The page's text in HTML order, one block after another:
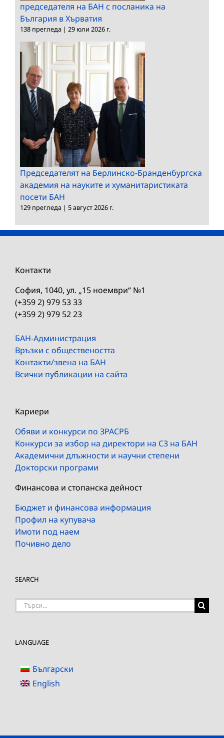
председателя на БАН с посланика на
България в Хърватия
138 прегледа | 29 юли 2026 г.
Председателят на Берлинско-Бранденбургска
академия на науките и хуманитаристиката
посети БАН
129 прегледа | 5 август 2026 г.
Контакти
София, 1040, ул. „15 ноември“ №1
(+359 2) 979 53 33
(+359 2) 979 52 23
БАН-Администрация
Връзки с обществеността
Контакти/звена на БАН
Всички публикации на сайта
Кариери
Обяви и конкурси по ЗРАСРБ
Конкурси за избор на директори на СЗ на БАН
Академични длъжности и научни степени
Докторски програми
Финансова и стопанска дейност
Бюджет и финансова информация
Профил на купувача
Имоти под наем
Почивно дело
SEARCH
Търсене
LANGUAGE
Български
English